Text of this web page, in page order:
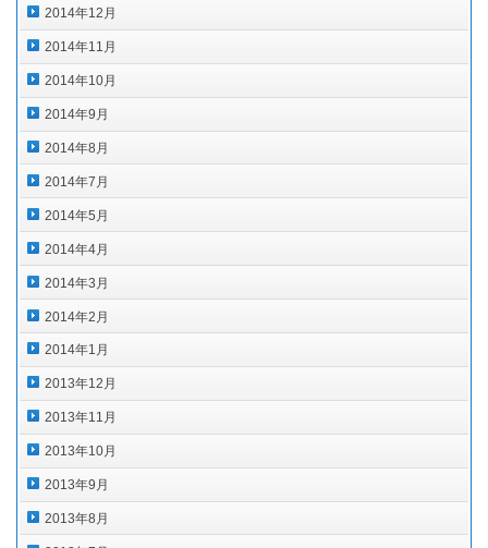
2014年12月
2014年11月
2014年10月
2014年9月
2014年8月
2014年7月
2014年5月
2014年4月
2014年3月
2014年2月
2014年1月
2013年12月
2013年11月
2013年10月
2013年9月
2013年8月